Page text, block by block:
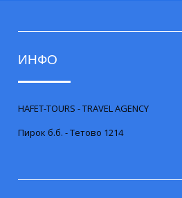
ИНФО
HAFET-TOURS - TRAVEL AGENCY
Пирок б.б. - Тетово 1214